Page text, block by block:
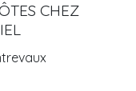
CHEZ